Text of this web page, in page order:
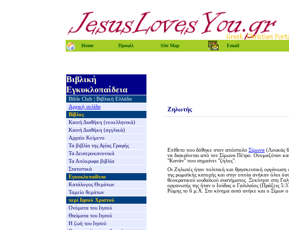
Home Προφίλ Site Map Email
Βιβλική
Εγκυκλοπαίδεια
Bible Club
Βιβλική Ελλάδα
Αρχική σελίδα
Βίβλος
Καινή Διαθήκη (νεοελληνικά)
Καινή Διαθήκη (αγγλικά)
Αρχαίο Κείμενο
Τα βιβλία τηςΑγίας Γραφής
Τα Δευτεροκανονικά
Τα Απόκρυφα βιβλία
Στατιστικά
Εγκυκλοπαίδεια
Κατάλογος Θεμάτων
Ταμείο θεμάτων
περί Ιησού Χριστού
Ονόματα του Ιησού
Θαύματα του Ιησού
Η ζωή του Ιησού
Ζηλωτής
Επίθετο που δόθηκε στον απόστολο Σίμωνα (Λουκάς
να διακρίνεται από τον Σίμωνα Πέτρο. Ονομαζόταν
"Κανάν" που σημαίνει "ζήλος".
Οι Ζηλωτές ήταν πολιτική και θρησκευτική οργάνωση
της ρωμαϊκής κατοχής και στην οποία ανήκαν όλοι
θεοκρατικού ιουδαϊκού συστήματος. Ξεκίνησε στη
οργανωτής της ήταν ο Ιούδας ο Γαλιλαίος (Πράξεις
Ρώμης το 6 μ.Χ. Στο κίνημα αυτό ανήκε και ο Σίμων ο